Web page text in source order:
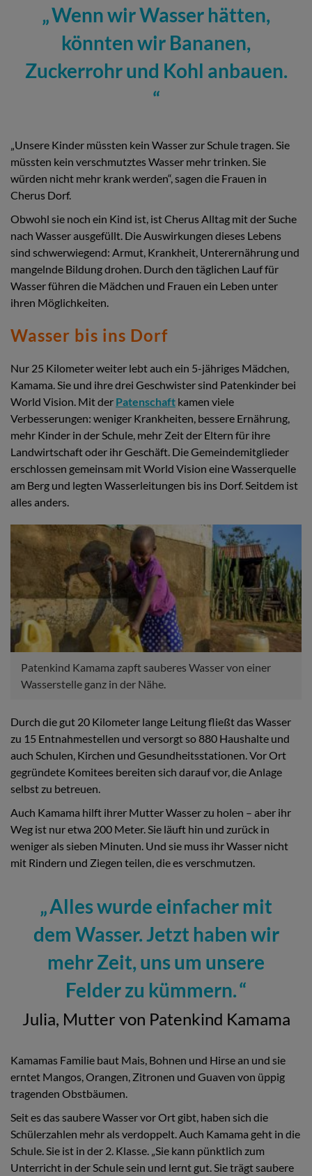
Wenn wir Wasser hätten,
könnten wir Bananen,
Zuckerrohr und Kohl anbauen.
„Unsere Kinder müssten kein Wasser zur Schule tragen. Sie
müssten kein verschmutztes Wasser mehr trinken. Sie
würden nicht mehr krank werden“, sagen die Frauen in
Cherus Dorf.
Obwohl sie noch ein Kind ist, ist Cherus Alltag mit der Suche
nach Wasser ausgefüllt. Die Auswirkungen dieses Lebens
sind schwerwiegend: Armut, Krankheit, Unterernährung und
mangelnde Bildung drohen. Durch den täglichen Lauf für
Wasser führen die Mädchen und Frauen ein Leben unter
ihren Möglichkeiten.
Wasser bis ins Dorf
Nur 25 Kilometer weiter lebt auch ein 5-jähriges Mädchen,
Kamama. Sie und ihre drei Geschwister sind Patenkinder bei
World Vision. Mit der Patenschaft kamen viele
Verbesserungen: weniger Krankheiten, bessere Ernährung,
mehr Kinder in der Schule, mehr Zeit der Eltern für ihre
Landwirtschaft oder ihr Geschäft. Die Gemeindemitglieder
erschlossen gemeinsam mit World Vision eine Wasserquelle
am Berg und legten Wasserleitungen bis ins Dorf. Seitdem ist
alles anders.
Patenkind Kamama zapft sauberes Wasser von einer
Wasserstelle ganz in der Nähe.
Durch die gut 20 Kilometer lange Leitung fließt das Wasser
zu 15 Entnahmestellen und versorgt so 880 Haushalte und
auch Schulen, Kirchen und Gesundheitsstationen. Vor Ort
gegründete Komitees bereiten sich darauf vor, die Anlage
selbst zu betreuen.
Auch Kamama hilft ihrer Mutter Wasser zu holen – aber ihr
Weg ist nur etwa 200 Meter. Sie läuft hin und zurück in
weniger als sieben Minuten. Und sie muss ihr Wasser nicht
mit Rindern und Ziegen teilen, die es verschmutzen.
Alles wurde einfacher mit
dem Wasser. Jetzt haben wir
mehr Zeit, uns um unsere
Felder zu kümmern.
Julia, Mutter von Patenkind Kamama
Kamamas Familie baut Mais, Bohnen und Hirse an und sie
erntet Mangos, Orangen, Zitronen und Guaven von üppig
tragenden Obstbäumen.
Seit es das saubere Wasser vor Ort gibt, haben sich die
Schülerzahlen mehr als verdoppelt. Auch Kamama geht in die
Schule. Sie ist in der 2. Klasse. „Sie kann pünktlich zum
Unterricht in der Schule sein und lernt gut. Sie trägt saubere